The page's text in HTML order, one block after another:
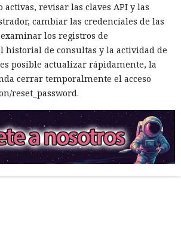
activas, revisar las claves API y las
cambiar las credenciales de las
examinar los registros de
historial de consultas y la actividad de
posible actualizar rápidamente, la
cerrar temporalmente el acceso
reset_password.